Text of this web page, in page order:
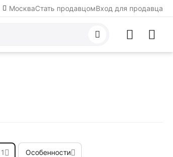
МоскваСтать продавцомВход для продавца
1 Особенности